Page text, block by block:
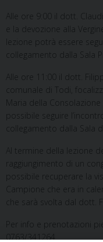
Alle ore 9:00 il dott.
e la devozione alla
lezione potrà essere
collegamento dalla Sala
Alle ore 11:00 il dott.
comunale di Todi,
Maria della
possibile seguire
collegamento dalla Sala
Al termine della lezione
raggiungimento di un
possibile recuperare la
Campione che era in
che sarà svolta dal dott.
Per info e prenotazioni
0763/341264.